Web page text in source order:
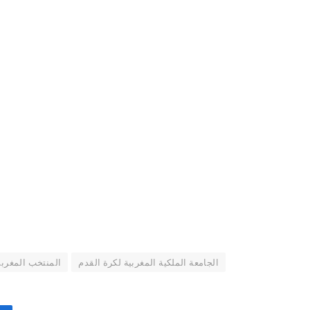
الجامعة الملكية المغربية لكرة القدم المنتخب